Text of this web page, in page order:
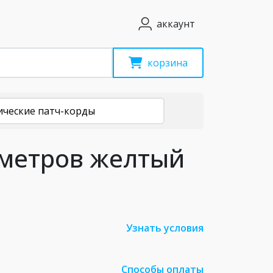
аккаунт
корзина
патч-корды
желтый
Узнать условия
Способы оплаты